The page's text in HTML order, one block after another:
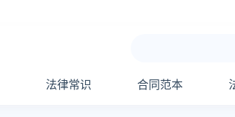
法律常识 合同范本